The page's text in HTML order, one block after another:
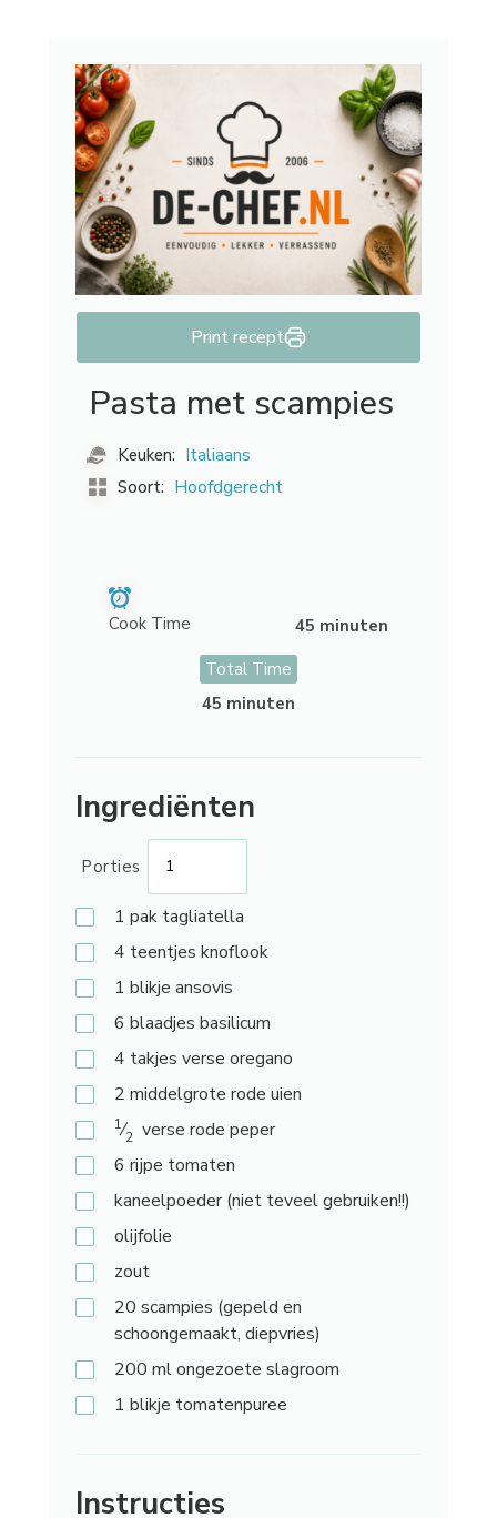
Print recept
Pasta met scampies
Keuken: Italiaans
Soort: Hoofdgerecht
Cook Time
45 minuten
Total Time
45 minuten
Ingrediënten
Porties
1 pak tagliatella
4 teentjes knoflook
1 blikje ansovis
6 blaadjes basilicum
4 takjes verse oregano
2 middelgrote rode uien
1⁄2 verse rode peper
6 rijpe tomaten
kaneelpoeder (niet teveel gebruiken!!)
olijfolie
zout
20 scampies (gepeld en
schoongemaakt, diepvries)
200 ml ongezoete slagroom
1 blikje tomatenpuree
Instructies